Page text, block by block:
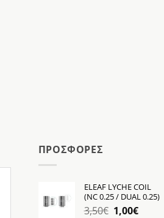
ΠΡΟΣΦΟΡΕΣ
ELEAF LYCHE COIL
(NC 0.25 / DUAL 0.25)
3,50€ Original
1,00€Η